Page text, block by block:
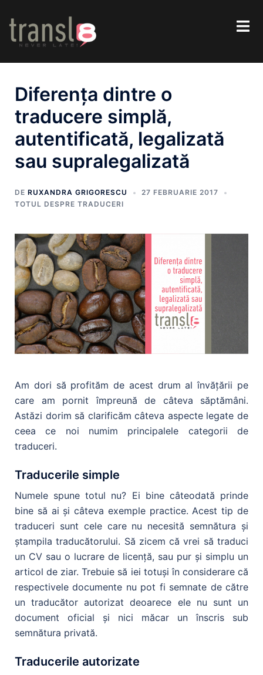
Diferența dintre o
traducere simplă,
autentificată, legalizată
sau supralegalizată
DE RUXANDRA GRIGORESCU
27 FEBRUARIE 2017
TOTUL DESPRE TRADUCERI
Am dori să profităm de acest drum al învățării pe
care am pornit împreună de câteva săptămâni.
Astăzi dorim să clarificăm câteva aspecte legate de
ceea ce noi numim principalele categorii de
traduceri.
Traducerile simple
Numele spune totul nu? Ei bine câteodată prinde
bine să ai şi câteva exemple practice. Acest tip de
traduceri sunt cele care nu necesită semnătura şi
ştampila traducătorului. Să zicem că vrei să traduci
un CV sau o lucrare de licenţă, sau pur şi simplu un
articol de ziar. Trebuie să iei totuşi în considerare că
respectivele documente nu pot fi semnate de către
un traducător autorizat deoarece ele nu sunt un
document oficial şi nici măcar un înscris sub
semnătura privată.
Traducerile autorizate